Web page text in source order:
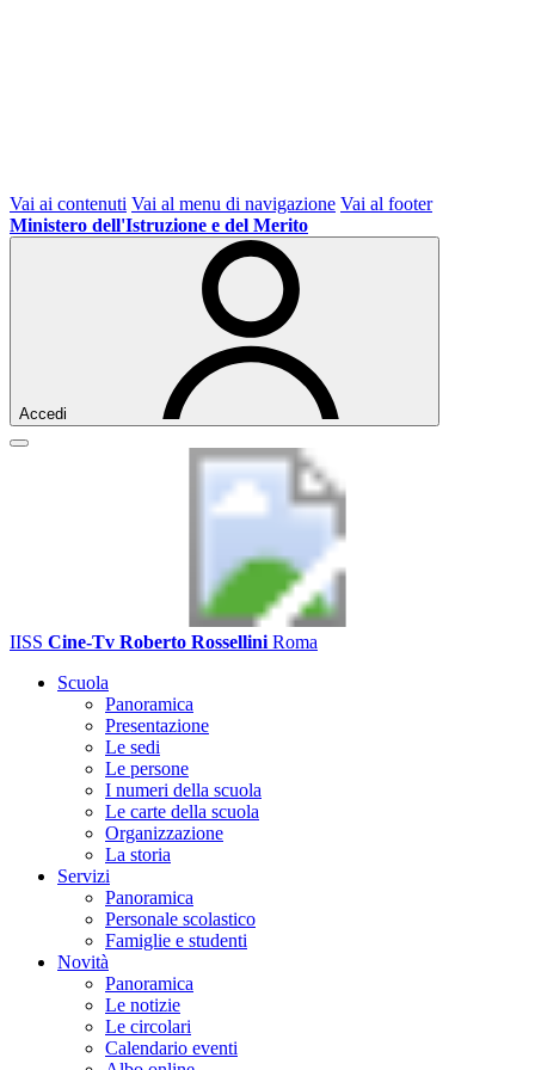
Vai ai contenuti Vai al menu di navigazione Vai al footer
Ministero dell'Istruzione e del Merito
Accedi
IISS Cine-Tv Roberto Rossellini Roma
Scuola
Panoramica
Presentazione
Le sedi
Le persone
I numeri della scuola
Le carte della scuola
Organizzazione
La storia
Servizi
Panoramica
Personale scolastico
Famiglie e studenti
Novità
Panoramica
Le notizie
Le circolari
Calendario eventi